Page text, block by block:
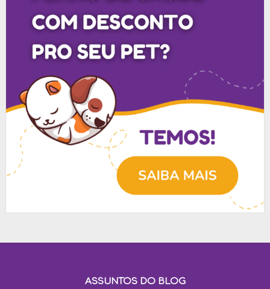
ASSUNTOS DO BLOG